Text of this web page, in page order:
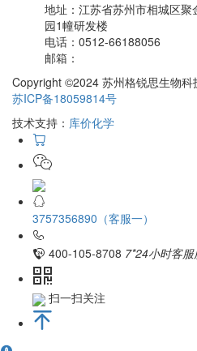
地址： 江苏省苏州市相城区
园1幢研发楼
电话： 0512-66188056
邮箱：
Copyright ©2024 苏州格锐思生物科
苏ICP备18059814号
技术支持： 库价化学
3757356890（客服一）
400-105-8708 7*24小时客
扫一扫关注